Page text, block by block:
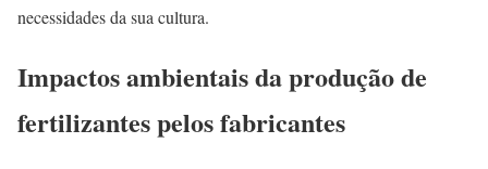
necessidades da sua cultura.
Impactos ambientais da produção de
fertilizantes pelos fabricantes